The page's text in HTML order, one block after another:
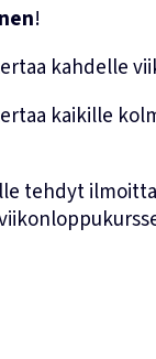
!
kahdelle
kaikille
tehdyt